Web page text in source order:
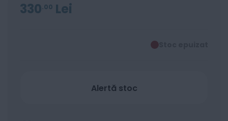
330 00 Lei
Alertă stoc